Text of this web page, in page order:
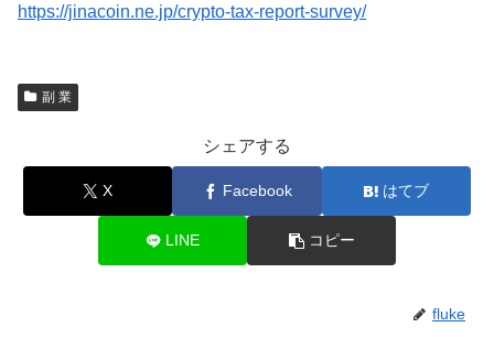
https://jinacoin.ne.jp/crypto-tax-report-survey/
副 業
シェアする
X Facebook はてブ
LINE コピー
fluke